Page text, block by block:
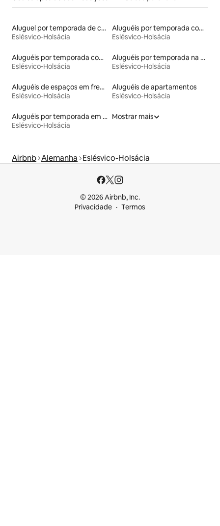
Aluguel por temporada de cabanas de pastor
Eslésvico-Holsácia
Aluguéis por temporada com caiaque
Eslésvico-Holsácia
Aluguéis por temporada com cama de altura acessível
Eslésvico-Holsácia
Aluguéis por temporada na orla
Eslésvico-Holsácia
Aluguéis de espaços em frente à praia
Eslésvico-Holsácia
Aluguéis de apartamentos
Eslésvico-Holsácia
Aluguéis por temporada em hotéis-fazenda
Eslésvico-Holsácia
Mostrar mais
Airbnb Alemanha Eslésvico-Holsácia
© 2026 Airbnb, Inc.
Privacidade
Termos